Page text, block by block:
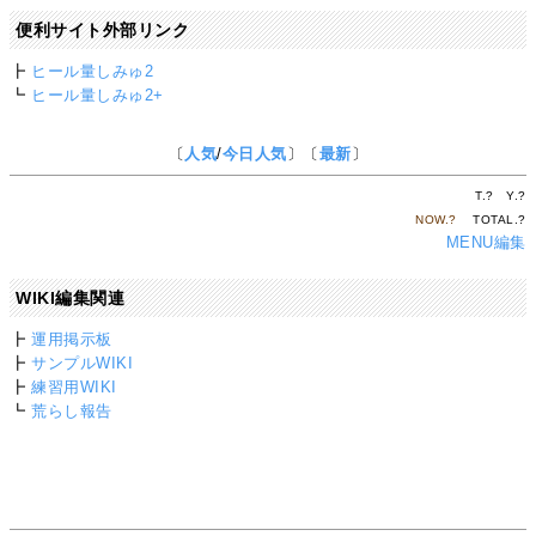
便利サイト外部リンク
┣ ヒール量しみゅ2
┗ ヒール量しみゅ2+
〔 人気/今日人気 〕〔 最新 〕
T.? Y.?
NOW.? TOTAL.?
MENU編集
WIKI編集関連
┣運用掲示板
┣サンプルWIKI
┣練習用WIKI
┗荒らし報告